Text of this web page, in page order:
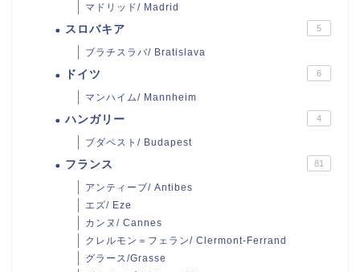
マドリッド/ Madrid
スロバキア 5
ブラチスラバ/ Bratislava
ドイツ 6
マンハイム/ Mannheim
ハンガリー 4
ブダペスト/ Budapest
フランス 81
アンティーブ/ Antibes
エズ/ Eze
カンヌ/ Cannes
クレルモン＝フェラン/ Clermont-Ferrand
グラース/Grasse